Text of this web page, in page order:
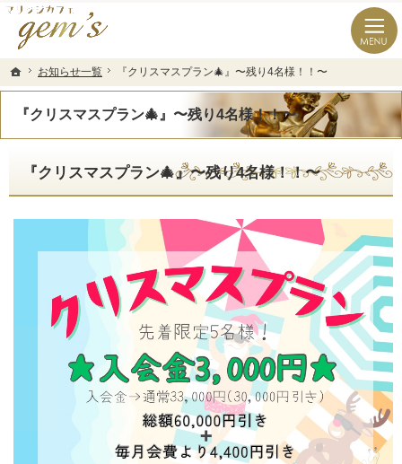
ホーム
お知らせ一覧 『クリスマスプラン🎄』〜残り4名様！！〜
『クリスマスプラン🎄』〜残り4名様！！〜
長崎県の婚活なら結婚相談所のマリッジカフェgem’ｓ（ジェムズ）
長崎県長崎市の結婚相談所マリッジカフェgem's(ジェムズ)
『クリスマスプラン🎄』〜残り4名様！！〜
ホーム
お知らせ一覧 『クリスマスプラン🎄』〜残り4名様！！〜